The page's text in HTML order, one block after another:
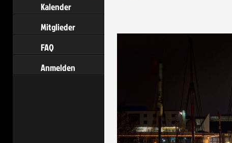
Kalender
Mitglieder
FAQ
Anmelden